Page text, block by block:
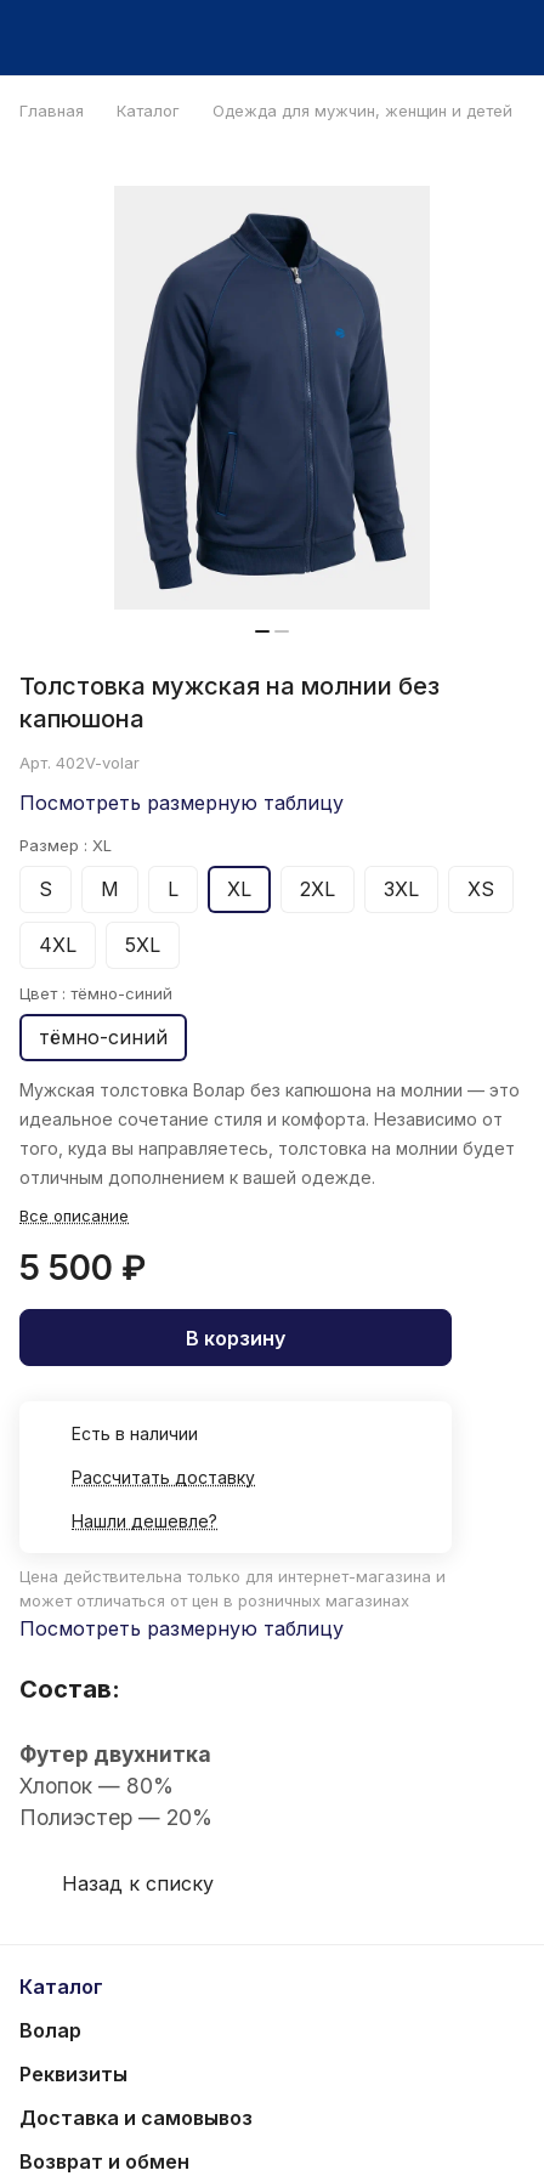
Главная Каталог Одежда для мужчин, женщин и детей
Толстовка мужская на молнии без
капюшона
Арт. 402V-volar
Посмотреть размерную таблицу
Размер : XL
S M L XL 2XL 3XL XS
4XL 5XL
Цвет : тёмно-синий
тёмно-синий
Мужская толстовка Волар без капюшона на молнии — это
идеальное сочетание стиля и комфорта. Независимо от
того, куда вы направляетесь, толстовка на молнии будет
отличным дополнением к вашей одежде.
Все описание
5 500 ₽
В корзину
Есть в наличии
Рассчитать доставку
Нашли дешевле?
Цена действительна только для интернет-магазина и
может отличаться от цен в розничных магазинах
Посмотреть размерную таблицу
Состав:
Футер двухнитка
Хлопок — 80%
Полиэстер — 20%
Назад к списку
Каталог
Волар
Реквизиты
Доставка и самовывоз
Возврат и обмен